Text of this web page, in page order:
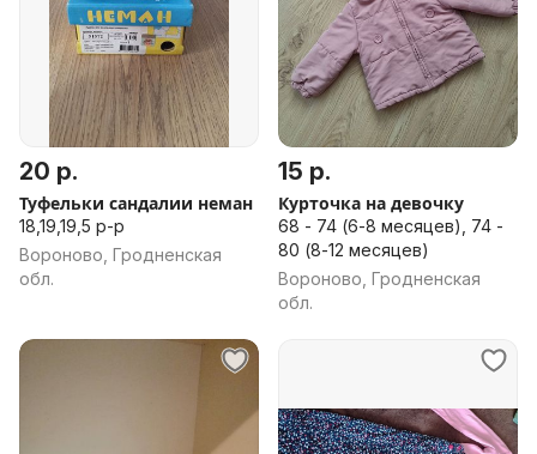
20 р.
Туфельки сандалии неман
18,19,19,5 р-р
Вороново, Гродненская
обл.
15 р.
Курточка на девочку
68 - 74 (6-8 месяцев), 74 -
80 (8-12 месяцев)
Вороново, Гродненская
обл.